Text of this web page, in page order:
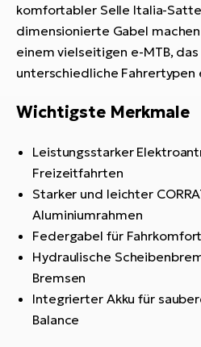
komfortabler Selle Italia-
dimensionierte Gabel
einem vielseitigen e-MTB,
unterschiedliche Fahrertypen
Wichtigste Merkmale
Leistungsstarker
Freizeitfahrten
Starker und leichter
Aluminiumrahmen
Federgabel für
Hydraulische
Bremsen
Integrierter Akku für
Balance